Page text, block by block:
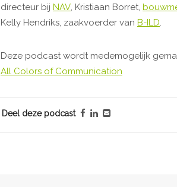
directeur bij NAV, Kristiaan Borret,
Kelly Hendriks, zaakvoerder van B-ILD.
Deze podcast wordt medemogelijk
All Colors of Communication
Deel deze podcast